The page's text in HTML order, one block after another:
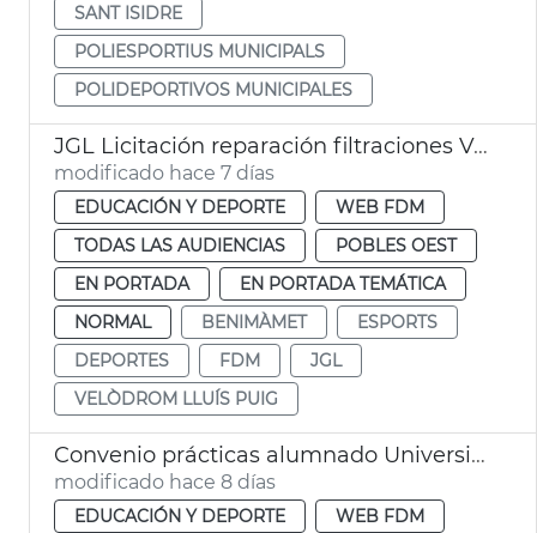
SANT ISIDRE
POLIESPORTIUS MUNICIPALS
POLIDEPORTIVOS MUNICIPALES
JGL Licitación reparación filtraciones Velódromo València
modificado hace 7 días
EDUCACIÓN Y DEPORTE
WEB FDM
TODAS LAS AUDIENCIAS
POBLES OEST
EN PORTADA
EN PORTADA TEMÁTICA
NORMAL
BENIMÀMET
ESPORTS
DEPORTES
FDM
JGL
VELÒDROM LLUÍS PUIG
Convenio prácticas alumnado Universidad Católica FDM València
modificado hace 8 días
EDUCACIÓN Y DEPORTE WEB FDM